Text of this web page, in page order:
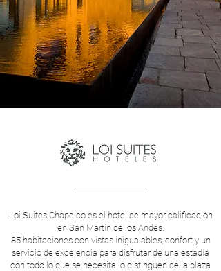
Loi Suites Chapelco es el hotel de mayor calificación
en San Martín de los Andes.
85 habitaciones con vistas inigualables, confort y un
servicio de excelencia para disfrutar de una estadía
con todo lo que se necesita lo distinguen de la plaza